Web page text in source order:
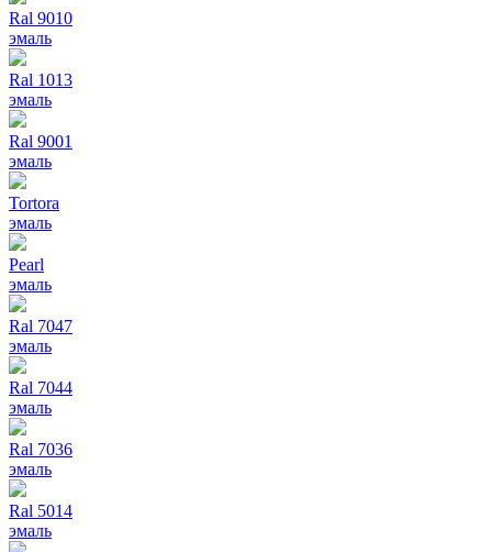
Ral 9010
эмаль
Ral 1013
эмаль
Ral 9001
эмаль
Tortora
эмаль
Pearl
эмаль
Ral 7047
эмаль
Ral 7044
эмаль
Ral 7036
эмаль
Ral 5014
эмаль